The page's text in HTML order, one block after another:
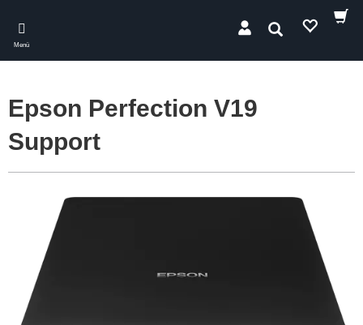
main
content
Menü
Suchen
Epson Perfection V19
Support